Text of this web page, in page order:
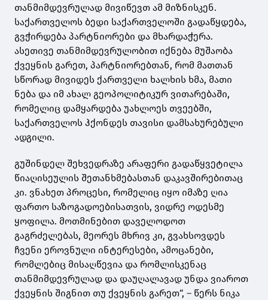
თანმიმდევრულად მივიწევთ ამ მიზნისკენ.
საქართველოს ბედი საქართველოში გადაწყდება,
გვჭირდება პარტნიორები და მხარდაჭერა.
ასეთივე თანმიმდევრულობით იქნება მუშაობა
ქვეყნის გარეთ, პარტნიორებთან, რომ მათთან
სწორად მივიდეს ქართველი ხალხის ხმა, მათი
ნება და იმ ახალ გეოპოლიტიკურ ვითარებაში,
რომელიც დამყარდება უახლოეს თვეებში,
საქართველოს ჰქონდეს თავისი დამსახურებული
ადგილი.
გუშინდელ შეხვედრაზე არაფერი გადაწყვეტილა
წიაღისეულის შეთანხმებასთან დაკავშირებითაც
კი. ვნახეთ პროცესი, რომელიც იყო იმაზე ღია
ფართო საზოგადოებისათვის, ვიდრე ოდესმე
ყოფილა. მოთმინებით დაველოდოთ
გაგრძელებას, მეორეს მხრივ კი, გვახსოვდეს
ჩვენი ეროვნული ინტერესები, ამოცანები,
რომლებიც მისაღწევია და რომლისკენაც
თანმიმდევრულად და დაუღალავად უნდა ვიაროთ
ქვეყნის შიგნით თუ ქვეყნის გარეთ“, – წერს ნიკა